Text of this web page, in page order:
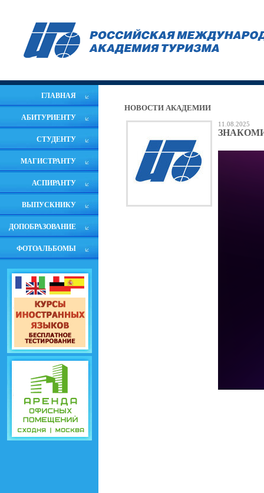
ГЛАВНАЯ
АБИТУРИЕНТУ
СТУДЕНТУ
МАГИСТРАНТУ
АСПИРАНТУ
ВЫПУСКНИКУ
ДОПОБРАЗОВАНИЕ
ФОТОАЛЬБОМЫ
НОВОСТИ АКАДЕМИИ
11.08.2025